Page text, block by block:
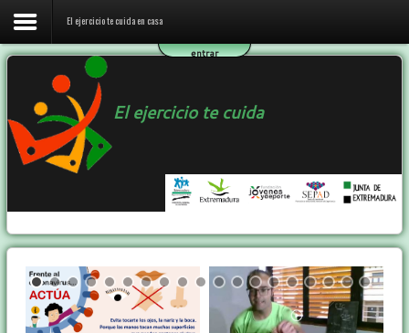
El ejercicio te cuida en casa
El programa ETC
Ejercicio y Salud
Contactar
El ejercicio te cuida en casa
entrar
El ejercicio te cuida